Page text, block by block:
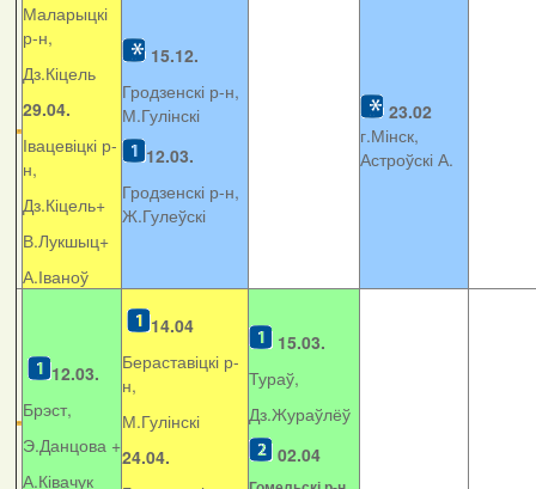
Маларыцкі
р-н,
Дз.Кіцель
29.04.
Івацевіцкі р-
н,
Дз.Кіцель+
В.Лукшыц+
А.Іваноў
15.12.
Гродзенскі р-н,
М.Гулінскі
12.03.
Гродзенскі р-н,
Ж.Гулеўскі
23.02
г.Мінск,
Астроўскі А.
12.03.
Брэст,
Э.Данцова +
А.Ківачук
14.04
Бераставіцкі р-
н,
М.Гулінскі
24.04.
15.03.
Тураў,
Дз.Жураўлёў
02.04